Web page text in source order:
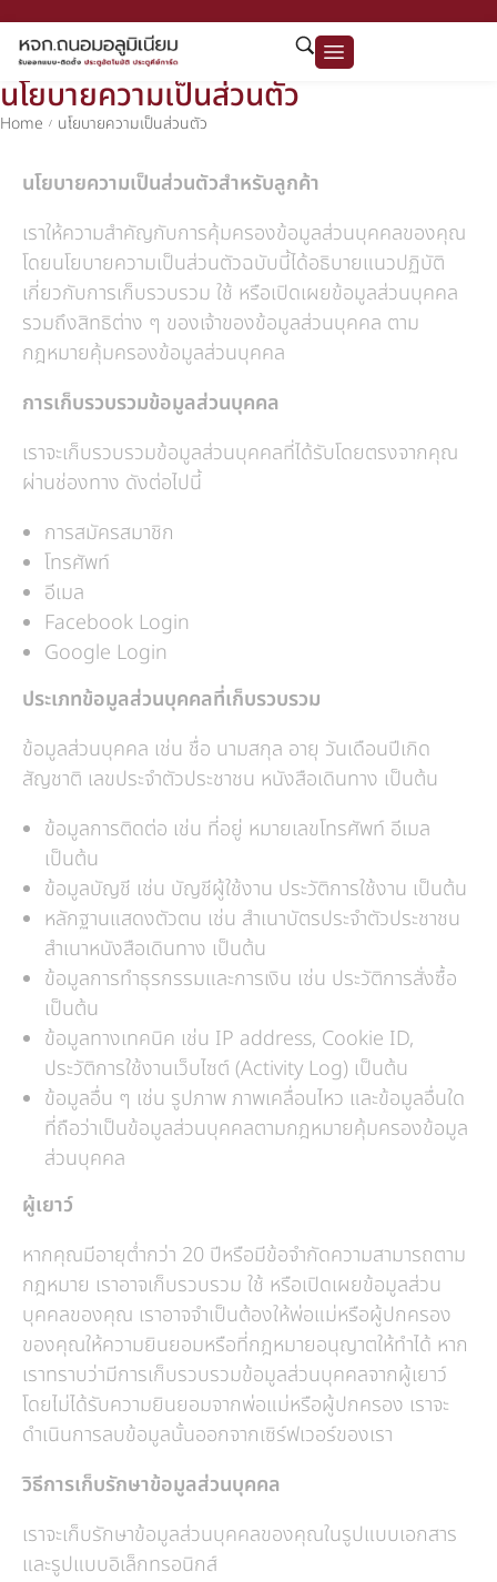
นโยบายความเป็นส่วนตัว
Home / นโยบายความเป็นส่วนตัว
นโยบายความเป็นส่วนตัวสำหรับลูกค้า
เราให้ความสำคัญกับการคุ้มครองข้อมูลส่วนบุคคลของคุณ
โดยนโยบายความเป็นส่วนตัวฉบับนี้ได้อธิบายแนวปฏิบัติ
เกี่ยวกับการเก็บรวบรวม ใช้ หรือเปิดเผยข้อมูลส่วนบุคคล
รวมถึงสิทธิต่าง ๆ ของเจ้าของข้อมูลส่วนบุคคล ตาม
กฎหมายคุ้มครองข้อมูลส่วนบุคคล
การเก็บรวบรวมข้อมูลส่วนบุคคล
เราจะเก็บรวบรวมข้อมูลส่วนบุคคลที่ได้รับโดยตรงจากคุณ
ผ่านช่องทาง ดังต่อไปนี้
การสมัครสมาชิก
โทรศัพท์
อีเมล
Facebook Login
Google Login
ประเภทข้อมูลส่วนบุคคลที่เก็บรวบรวม
ข้อมูลส่วนบุคคล เช่น ชื่อ นามสกุล อายุ วันเดือนปีเกิด
สัญชาติ เลขประจำตัวประชาชน หนังสือเดินทาง เป็นต้น
ข้อมูลการติดต่อ เช่น ที่อยู่ หมายเลขโทรศัพท์ อีเมล
เป็นต้น
ข้อมูลบัญชี เช่น บัญชีผู้ใช้งาน ประวัติการใช้งาน เป็นต้น
หลักฐานแสดงตัวตน เช่น สำเนาบัตรประจำตัวประชาชน
สำเนาหนังสือเดินทาง เป็นต้น
ข้อมูลการทำธุรกรรมและการเงิน เช่น ประวัติการสั่งซื้อ
เป็นต้น
ข้อมูลทางเทคนิค เช่น IP address, Cookie ID,
ประวัติการใช้งานเว็บไซต์ (Activity Log) เป็นต้น
ข้อมูลอื่น ๆ เช่น รูปภาพ ภาพเคลื่อนไหว และข้อมูลอื่นใด
ที่ถือว่าเป็นข้อมูลส่วนบุคคลตามกฎหมายคุ้มครองข้อมูล
ส่วนบุคคล
ผู้เยาว์
หากคุณมีอายุต่ำกว่า 20 ปีหรือมีข้อจำกัดความสามารถตาม
กฎหมาย เราอาจเก็บรวบรวม ใช้ หรือเปิดเผยข้อมูลส่วน
บุคคลของคุณ เราอาจจำเป็นต้องให้พ่อแม่หรือผู้ปกครอง
ของคุณให้ความยินยอมหรือที่กฎหมายอนุญาตให้ทำได้ หาก
เราทราบว่ามีการเก็บรวบรวมข้อมูลส่วนบุคคลจากผู้เยาว์
โดยไม่ได้รับความยินยอมจากพ่อแม่หรือผู้ปกครอง เราจะ
ดำเนินการลบข้อมูลนั้นออกจากเซิร์ฟเวอร์ของเรา
วิธีการเก็บรักษาข้อมูลส่วนบุคคล
เราจะเก็บรักษาข้อมูลส่วนบุคคลของคุณในรูปแบบเอกสาร
และรูปแบบอิเล็กทรอนิกส์